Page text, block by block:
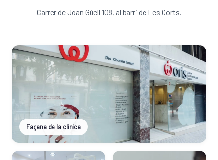
Carrer de Joan Güell 108, al barri de Les Corts.
Façana de la clínica